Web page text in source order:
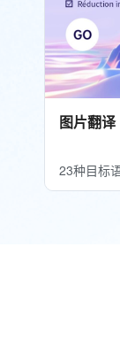
图片翻译
23种目标